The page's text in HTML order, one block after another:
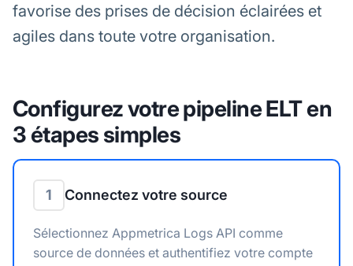
favorise des prises de décision éclairées et
agiles dans toute votre organisation.
Configurez votre pipeline ELT en
3 étapes simples
1 Connectez votre source
Sélectionnez Appmetrica Logs API comme
source de données et authentifiez votre compte